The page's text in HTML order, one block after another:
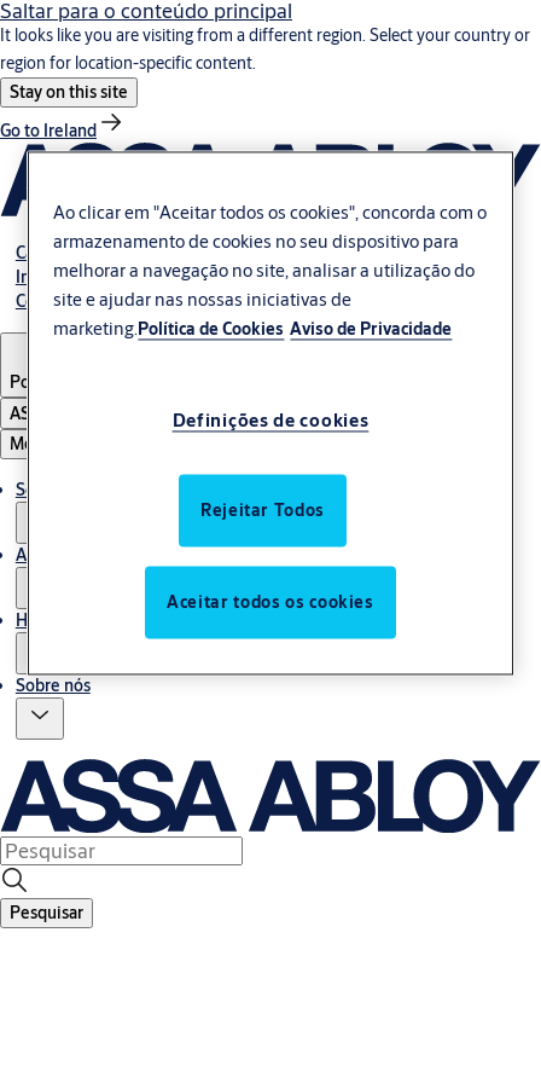
Saltar para o conteúdo principal
It looks like you are visiting from a different region. Select your country or
region for location-specific content.
Stay on this site
Go to Ireland
Carreira
Investidores
Contacte-nos
Portugal
ASSA ABLOY Group
Menu
Soluções
Assistência
Histórias
Sobre nós
Pesquisar
Ao clicar em "Aceitar todos os cookies", concorda com o
armazenamento de cookies no seu dispositivo para
melhorar a navegação no site, analisar a utilização do
site e ajudar nas nossas iniciativas de
marketing.Política de Cookies Aviso de Privacidade
Definições de cookies
Rejeitar Todos
Aceitar todos os cookies